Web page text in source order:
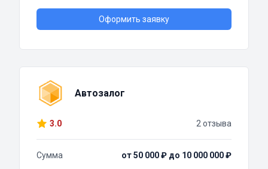
Оформить заявку
Автозалог
3.0 2 отзыва
Сумма
от 50 000 ₽ до 10 000 000 ₽